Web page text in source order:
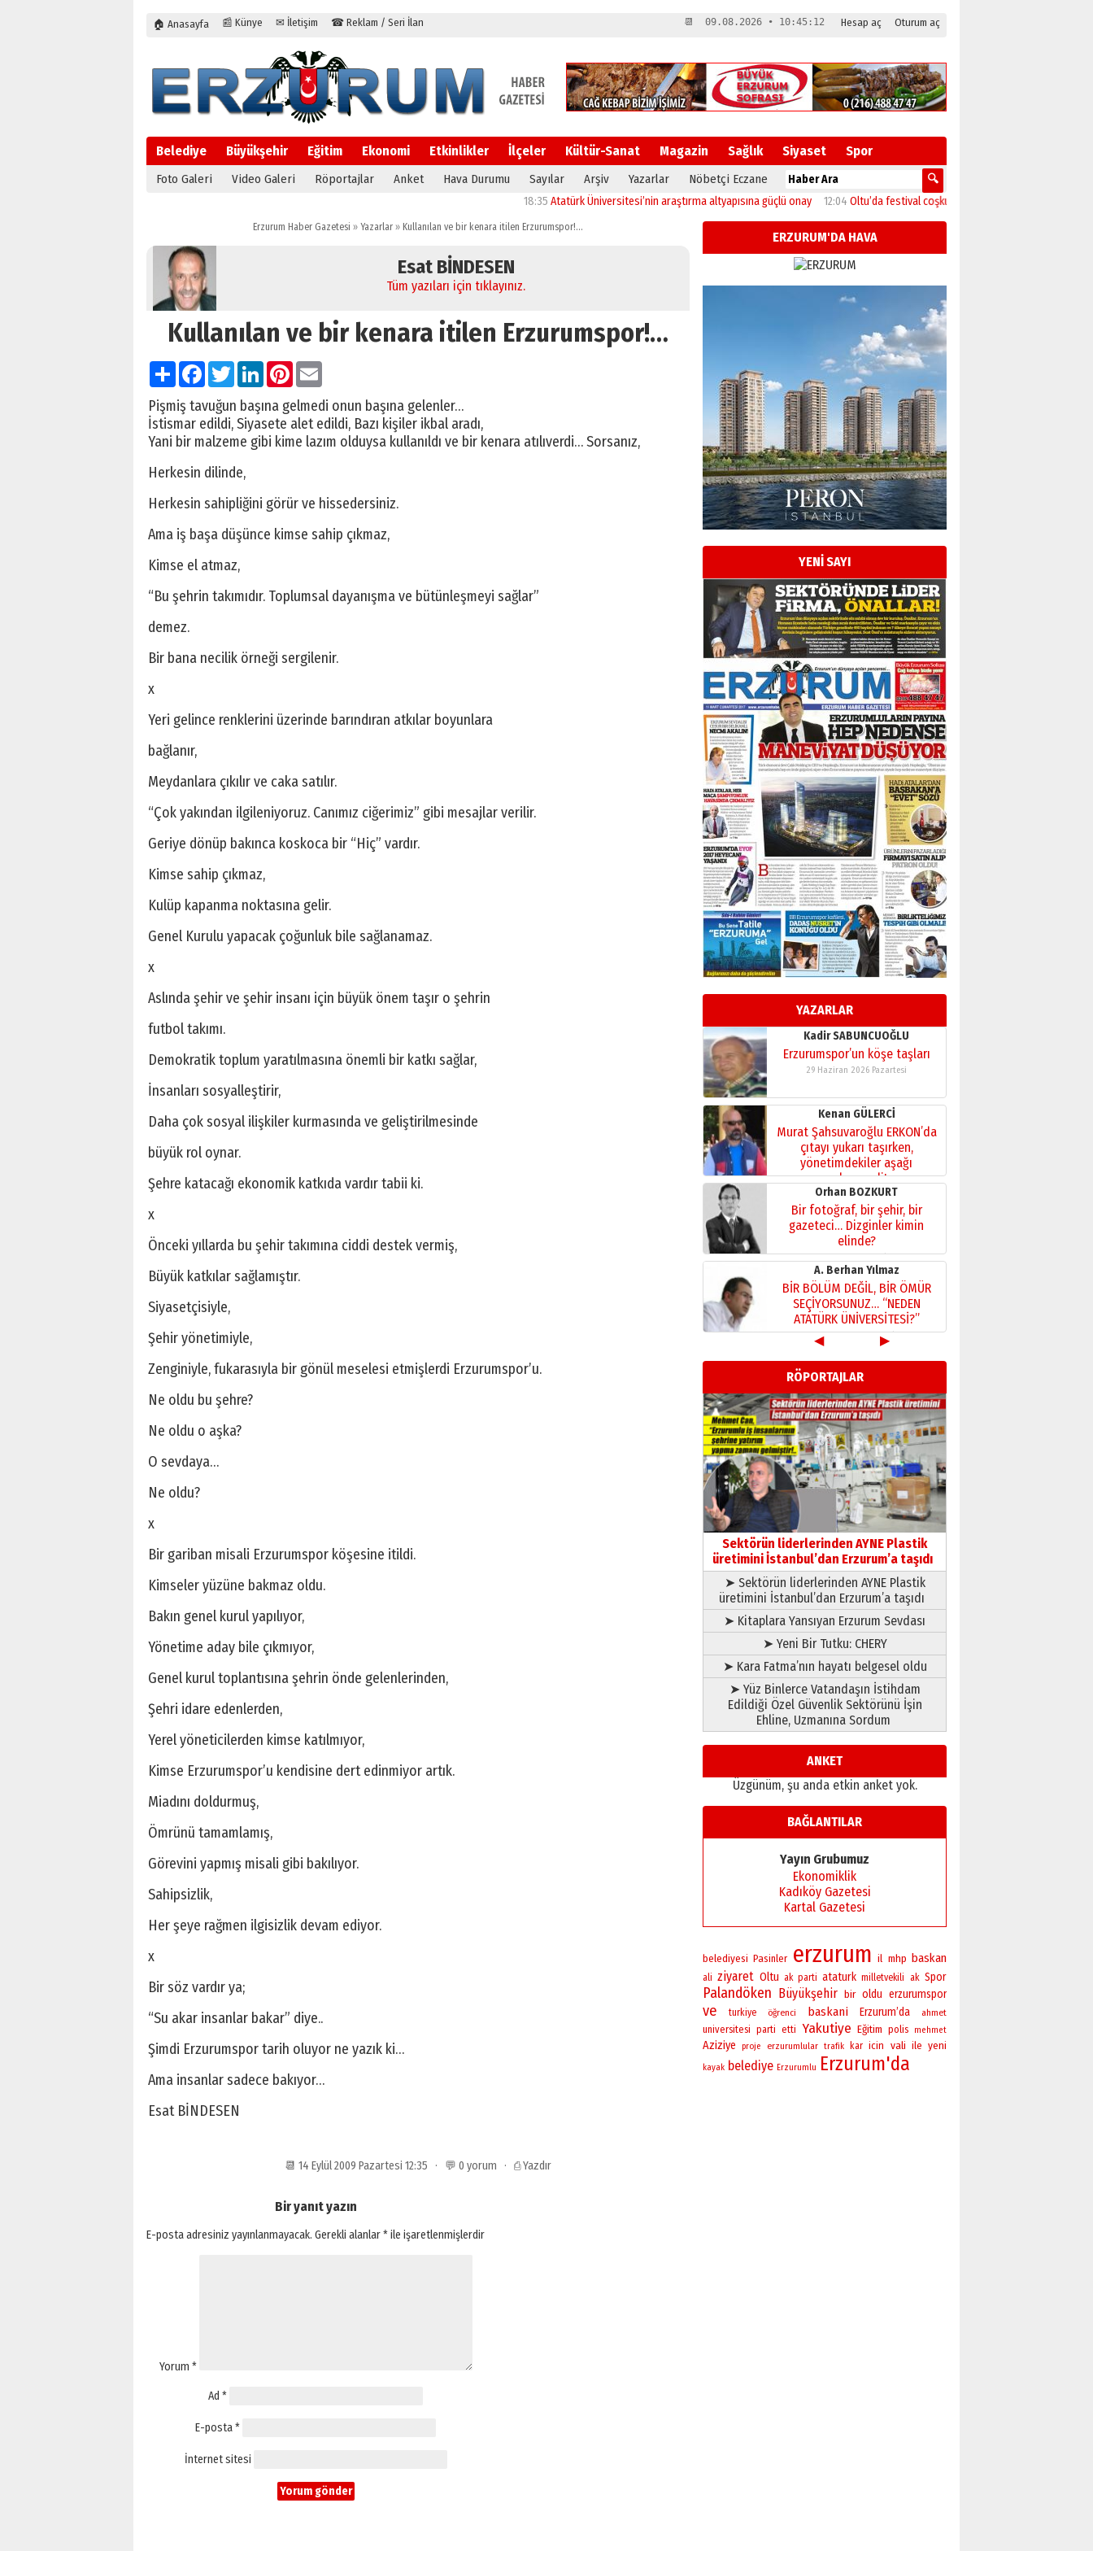
🏠 Anasayfa 📰 Künye ✉ İletişim ☎ Reklam / Seri İlan Hesap aç Oturum aç
📆 09.08.2026 • 10:45:13
Belediye Büyükşehir Eğitim Ekonomi Etkinlikler İlçeler Kültür-Sanat Magazin Sağlık Siyaset Spor
Foto Galeri Video Galeri Röportajlar Anket Hava Durumu Sayılar Arşiv Yazarlar Nöbetçi Eczane
Atatürk Üniversitesi’nin araştırma altyapısına güçlü onay 12:04Oltu’da festival coşkusu konserle zirveye ulaştı
Erzurum Haber Gazetesi » Yazarlar » Kullanılan ve bir kenara itilen Erzurumspor!…
Esat BİNDESEN
Tüm yazıları için tıklayınız.
Kullanılan ve bir kenara itilen Erzurumspor!…
PaylaşFacebook
TwitterLinkedInPinterest
Pişmiş tavuğun başına gelmedi onun başına gelenler…
İstismar edildi, Siyasete alet edildi, Bazı kişiler ikbal aradı,
Yani bir malzeme gibi kime lazım olduysa kullanıldı ve bir kenara atılıverdi… Sorsanız,
Herkesin dilinde,
Herkesin sahipliğini görür ve hissedersiniz.
Ama iş başa düşünce kimse sahip çıkmaz,
Kimse el atmaz,
“Bu şehrin takımıdır. Toplumsal dayanışma ve bütünleşmeyi sağlar”
demez.
Bir bana necilik örneği sergilenir.
x
Yeri gelince renklerini üzerinde barındıran atkılar boyunlara
bağlanır,
Meydanlara çıkılır ve caka satılır.
“Çok yakından ilgileniyoruz. Canımız ciğerimiz” gibi mesajlar verilir.
Geriye dönüp bakınca koskoca bir “Hiç” vardır.
Kimse sahip çıkmaz,
Kulüp kapanma noktasına gelir.
Genel Kurulu yapacak çoğunluk bile sağlanamaz.
x
Aslında şehir ve şehir insanı için büyük önem taşır o şehrin
futbol takımı.
Demokratik toplum yaratılmasına önemli bir katkı sağlar,
İnsanları sosyalleştirir,
Daha çok sosyal ilişkiler kurmasında ve geliştirilmesinde
büyük rol oynar.
Şehre katacağı ekonomik katkıda vardır tabii ki.
x
Önceki yıllarda bu şehir takımına ciddi destek vermiş,
Büyük katkılar sağlamıştır.
Siyasetçisiyle,
Şehir yönetimiyle,
Zenginiyle, fukarasıyla bir gönül meselesi etmişlerdi Erzurumspor’u.
Ne oldu bu şehre?
Ne oldu o aşka?
O sevdaya…
Ne oldu?
x
Bir gariban misali Erzurumspor köşesine itildi.
Kimseler yüzüne bakmaz oldu.
Bakın genel kurul yapılıyor,
Yönetime aday bile çıkmıyor,
Genel kurul toplantısına şehrin önde gelenlerinden,
Şehri idare edenlerden,
Yerel yöneticilerden kimse katılmıyor,
Kimse Erzurumspor’u kendisine dert edinmiyor artık.
Miadını doldurmuş,
Ömrünü tamamlamış,
Görevini yapmış misali gibi bakılıyor.
Sahipsizlik,
Her şeye rağmen ilgisizlik devam ediyor.
x
Bir söz vardır ya;
“Su akar insanlar bakar” diye..
Şimdi Erzurumspor tarih oluyor ne yazık ki…
Ama insanlar sadece bakıyor…
Esat BİNDESEN
📆 14 Eylül 2009 Pazartesi 12:35 · 💬 0 yorum · ⎙ Yazdır
Bir yanıt yazın
E-posta adresiniz yayınlanmayacak. Gerekli alanlar*ile işaretlenmişlerdir
Yorum *
Ad *
E-posta*
İnternet sitesi
ERZURUM'DA HAVA
YENİ SAYI
YAZARLAR
Esat BİNDESEN
Başkan Sekmen’den Erzurum’a
bir vizyon proje daha!
02 Ağustos 2026 Pazar
Kadir SABUNCUOĞLU
Erzurumspor’un köşe taşları
29 Haziran 2026 Pazartesi
Kenan GÜLERCİ
Murat Şahsuvaroğlu ERKON’da
çıtayı yukarı taşırken,
yönetimdekiler aşağı
çekmemeli!
17 Şubat 2026 SalıOrhan BOZKURT
Bir fotoğraf, bir şehir, bir
gazeteci… Dizginler kimin
elinde?
31 Mart 2026 Salı
A. Berhan Yılmaz
BİR BÖLÜM DEĞİL, BİR ÖMÜR
SEÇİYORSUNUZ… “NEDEN
ATATÜRK ÜNİVERSİTESİ?”
28 Temmuz 2026 Salı
Ahmet Gökhan YAZICI
Ahmed Yesevi’den bir
Alperen… ”Reisimiz” idi…
Hakka yürüdü.!
26 Mart 2026 Perşembe
Cem Bakırcı
Ardında bıraktığı hatıralarıyla
gönül adamı Faruk Terzioğlu!
13 Mayıs 2026 Çarşamba
Esat BİNDESEN
Başkan Sekmen’den Erzurum’a
bir vizyon proje daha!
02 Ağustos 2026 Pazar
Kadir SABUNCUOĞLU
Erzurumspor’un köşe taşları
29 Haziran 2026 Pazartesi
Kenan GÜLERCİ
Murat Şahsuvaroğlu ERKON’da
çıtayı yukarı taşırken,
yönetimdekiler aşağı
çekmemeli!
17 Şubat 2026 SalıOrhan BOZKURT
Bir fotoğraf, bir şehir, bir
gazeteci… Dizginler kimin
elinde?
31 Mart 2026 Salı
A. Berhan Yılmaz
BİR BÖLÜM DEĞİL, BİR ÖMÜR
SEÇİYORSUNUZ… “NEDEN
ATATÜRK ÜNİVERSİTESİ?”
28 Temmuz 2026 Salı
Ahmet Gökhan YAZICI
Ahmed Yesevi’den bir
Alperen… ”Reisimiz” idi…
Hakka yürüdü.!
26 Mart 2026 Perşembe
Cem Bakırcı
Ardında bıraktığı hatıralarıyla
gönül adamı Faruk Terzioğlu!
13 Mayıs 2026 Çarşamba
Esat BİNDESEN
Başkan Sekmen’den Erzurum’a
bir vizyon proje daha!
02 Ağustos 2026 Pazar
◀ ▶
RÖPORTAJLAR
Sektörün liderlerinden AYNE Plastik
üretimini İstanbul’dan Erzurum’a taşıdı
➤ Sektörün liderlerinden AYNE Plastik
üretimini İstanbul’dan Erzurum’a taşıdı
➤ Kitaplara Yansıyan Erzurum Sevdası
➤ Yeni Bir Tutku: CHERY
➤ Kara Fatma’nın hayatı belgesel oldu
➤ Yüz Binlerce Vatandaşın İstihdam
Edildiği Özel Güvenlik Sektörünü İşin
Ehline, Uzmanına Sordum
ANKET
Üzgünüm, şu anda etkin anket yok.
BAĞLANTILAR
Yayın Grubumuz
Ekonomiklik
Kadıköy Gazetesi
Kartal Gazetesi
belediyesi Pasinler erzurum il mhp baskan
ali ziyaret Oltu ak parti ataturk milletvekili ak Spor
Palandöken Büyükşehir bir oldu erzurumspor
ve turkiye öğrenci baskani Erzurum’da ahmet
universitesi parti etti Yakutiye Eğitim polis mehmet
Aziziye proje erzurumlular trafik kar icin vali ile yeni
kayak belediye Erzurumlu Erzurum'da